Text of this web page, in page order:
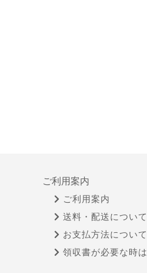
ご利用案内
ご利用案内
送料・配送について
お支払方法について
領収書が必要な時は